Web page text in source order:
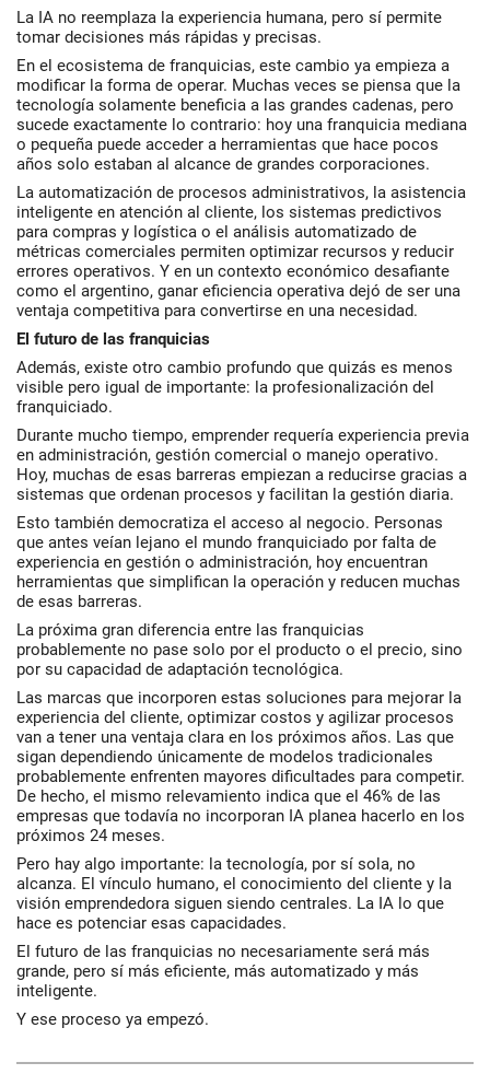
La IA no reemplaza la experiencia humana, pero sí permite
tomar decisiones más rápidas y precisas.
En el ecosistema de franquicias, este cambio ya empieza a
modificar la forma de operar. Muchas veces se piensa que la
tecnología solamente beneficia a las grandes cadenas, pero
sucede exactamente lo contrario: hoy una franquicia mediana
o pequeña puede acceder a herramientas que hace pocos
años solo estaban al alcance de grandes corporaciones.
La automatización de procesos administrativos, la asistencia
inteligente en atención al cliente, los sistemas predictivos
para compras y logística o el análisis automatizado de
métricas comerciales permiten optimizar recursos y reducir
errores operativos. Y en un contexto económico desafiante
como el argentino, ganar eficiencia operativa dejó de ser una
ventaja competitiva para convertirse en una necesidad.
El futuro de las franquicias
Además, existe otro cambio profundo que quizás es menos
visible pero igual de importante: la profesionalización del
franquiciado.
Durante mucho tiempo, emprender requería experiencia previa
en administración, gestión comercial o manejo operativo.
Hoy, muchas de esas barreras empiezan a reducirse gracias a
sistemas que ordenan procesos y facilitan la gestión diaria.
Esto también democratiza el acceso al negocio. Personas
que antes veían lejano el mundo franquiciado por falta de
experiencia en gestión o administración, hoy encuentran
herramientas que simplifican la operación y reducen muchas
de esas barreras.
La próxima gran diferencia entre las franquicias
probablemente no pase solo por el producto o el precio, sino
por su capacidad de adaptación tecnológica.
Las marcas que incorporen estas soluciones para mejorar la
experiencia del cliente, optimizar costos y agilizar procesos
van a tener una ventaja clara en los próximos años. Las que
sigan dependiendo únicamente de modelos tradicionales
probablemente enfrenten mayores dificultades para competir.
De hecho, el mismo relevamiento indica que el 46% de las
empresas que todavía no incorporan IA planea hacerlo en los
próximos 24 meses.
Pero hay algo importante: la tecnología, por sí sola, no
alcanza. El vínculo humano, el conocimiento del cliente y la
visión emprendedora siguen siendo centrales. La IA lo que
hace es potenciar esas capacidades.
El futuro de las franquicias no necesariamente será más
grande, pero sí más eficiente, más automatizado y más
inteligente.
Y ese proceso ya empezó.